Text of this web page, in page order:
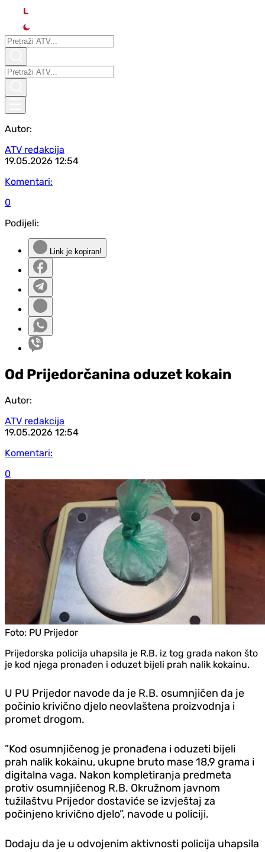
L
Autor:
ATV redakcija
19.05.2026 12:54
Komentari:
0
Podijeli:
Link je kopiran!
Od Prijedorčanina oduzet kokain
Autor:
ATV redakcija
19.05.2026 12:54
Komentari:
0
Foto: PU Prijedor
Prijedorska policija uhapsila je R.B. iz tog grada nakon što
je kod njega pronađen i oduzet bijeli prah nalik kokainu.
U PU Prijedor navode da je R.B. osumnjičen da je
počinio krivično djelo neovlaštena proizvodnja i
promet drogom.
”Kod osumnjičenog je pronađena i oduzeti bijeli
prah nalik kokainu, ukupne bruto mase 18,9 grama i
digitalna vaga. Nakon kompletiranja predmeta
protiv osumnjičenog R.B. Okružnom javnom
tužilaštvu Prijedor dostaviće se izvještaj za
počinjeno krivično djelo”, navode u policiji.
Dodaju da je u odvojenim aktivnosti policija uhapsila